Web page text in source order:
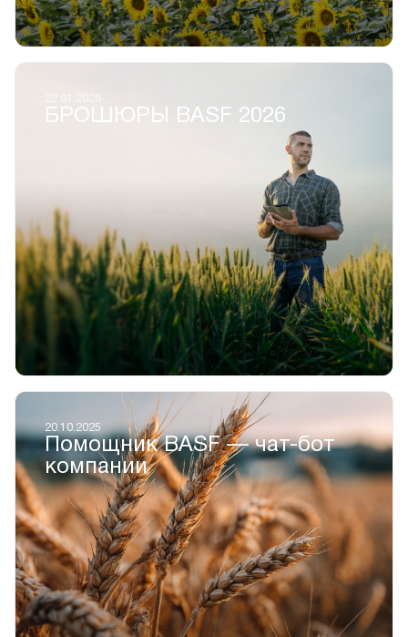
БРОШЮРЫ BASF 2026
20.10.2025
Помощник BASF — чат-бот
компании